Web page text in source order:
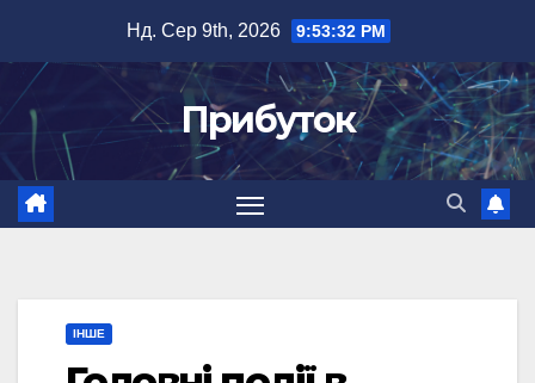
вмісту
Нд. Сер 9th, 2026 9:53:33 PM
Прибуток
ІНШЕ